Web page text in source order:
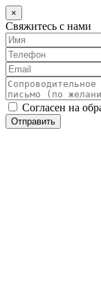
×
Свяжитесь с нами
Согласен на
Отправить